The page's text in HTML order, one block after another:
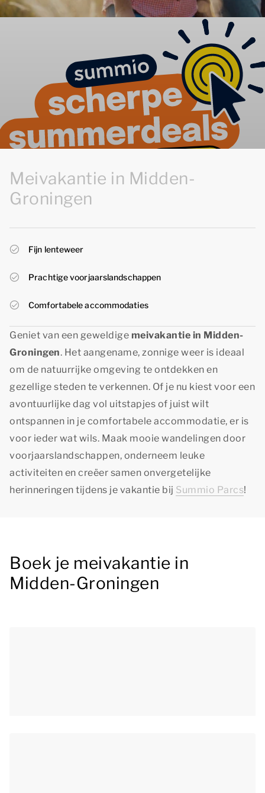
Meivakantie in Midden-
Groningen
Fijn lenteweer
Prachtige voorjaarslandschappen
Comfortabele accommodaties
Geniet van een geweldige meivakantie in Midden-
Groningen. Het aangename, zonnige weer is ideaal
om de natuurrijke omgeving te ontdekken en
gezellige steden te verkennen. Of je nu kiest voor een
avontuurlijke dag vol uitstapjes of juist wilt
ontspannen in je comfortabele accommodatie, er is
voor ieder wat wils. Maak mooie wandelingen door
voorjaarslandschappen, onderneem leuke
activiteiten en creëer samen onvergetelijke
herinneringen tijdens je vakantie bij Summio Parcs!
Boek je meivakantie in
Midden-Groningen